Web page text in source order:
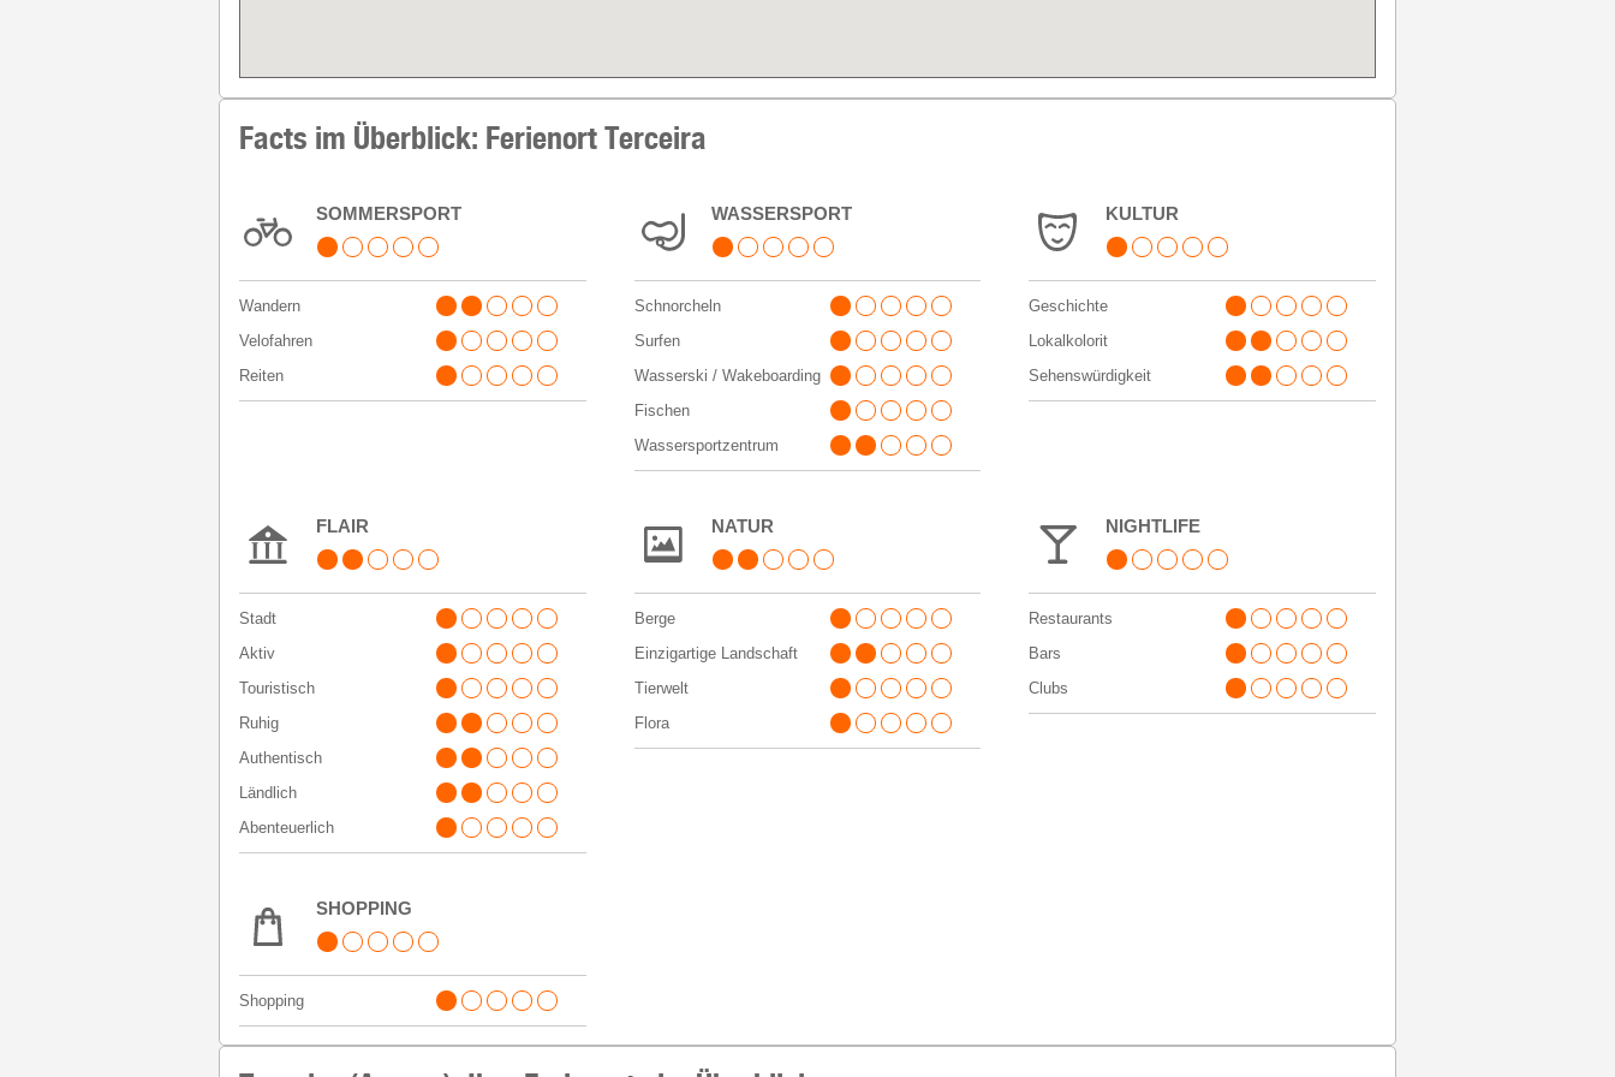
Facts im Überblick: Ferienort Terceira
SOMMERSPORT
Wandern
Velofahren
Reiten
WASSERSPORT
Schnorcheln
Surfen
Wasserski / Wakeboarding
Fischen
Wassersportzentrum
KULTUR
Geschichte
Lokalkolorit
Sehenswürdigkeit
FLAIR
Stadt
Aktiv
Touristisch
Ruhig
Authentisch
Ländlich
Abenteuerlich
NATUR
Berge
Einzigartige Landschaft
Tierwelt
Flora
NIGHTLIFE
Restaurants
Bars
Clubs
SHOPPING
Shopping